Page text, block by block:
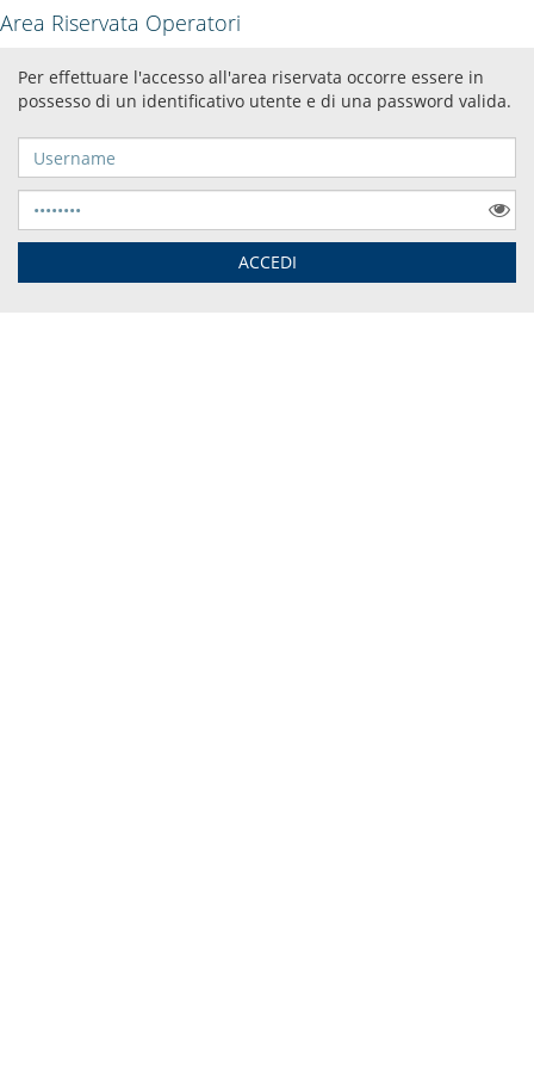
Area Riservata Operatori
Per effettuare l'accesso all'area riservata occorre essere in
possesso di un identificativo utente e di una password valida.
Username